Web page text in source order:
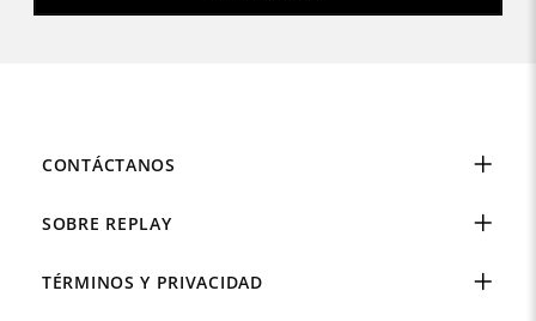
CONTÁCTANOS
SOBRE REPLAY
TÉRMINOS Y PRIVACIDAD